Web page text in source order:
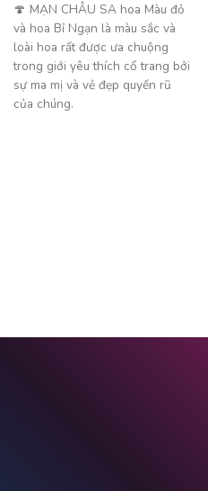
Được xếp
hạng5.00
5 sao
🍄 MẠN CHÂU SA hoa Màu đỏ
và hoa Bỉ Ngạn là màu sắc và
loài hoa rất được ưa chuộng
trong giới yêu thích cổ trang bởi
sự ma mị và vẻ đẹp quyến rũ
của chúng.